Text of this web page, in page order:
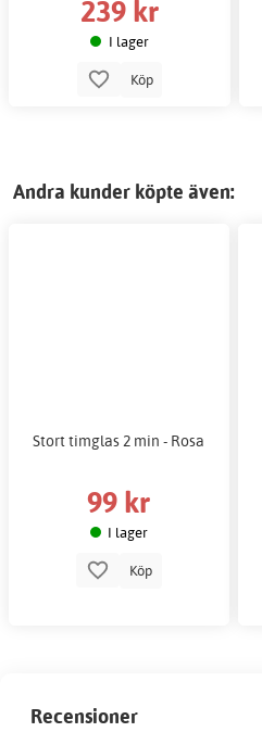
239 kr
I lager
Köp
Andra kunder köpte även:
Stort timglas 2 min - Rosa
99 kr
I lager
Köp
Recensioner